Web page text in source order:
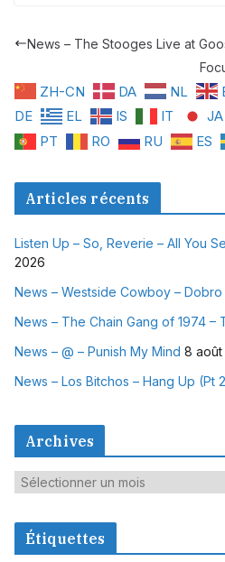
News – The Stooges Live at
ZH-CN DA NL
DE
EL IS IT JA
PT
RO RU ES
Articles récents
Listen Up – So, Reverie – All You
2026
News – Westside Cowboy – Dobro
News – The Chain Gang of 1974 –
News – @ – Punish My Mind 8 août
News – Los Bitchos – Hang Up (Pt
Archives
A
c
Étiquettes